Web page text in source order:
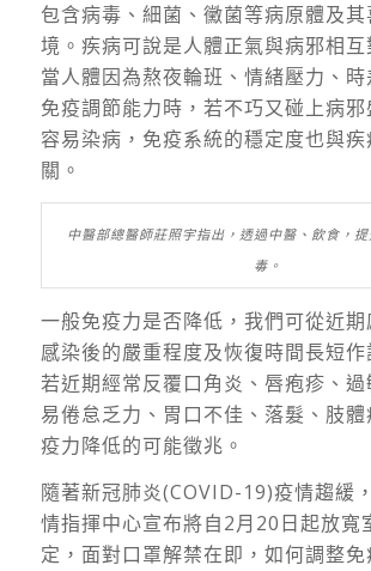
包含病毒、細菌、黴菌等病原體及
境。疾病可說是人體正氣與病邪相互
當人體因為熬夜輪班、情緒壓力、
免疫調節能力時，若不巧又碰上病
容易染病，免疫系統的穩定度也與
關。
中醫部總醫師莊照宇指出，透過中醫、飲食，
毒。
一般免疫力是否降低，我們可從近期
感染後的嚴重程度及恢復時間長短作
若近期經常反覆口角炎、唇疱疹、過
易倦怠乏力、胃口不佳、落髮、肢
疫力降低的可能徵兆。
隨著新冠肺炎(COVID-19)疫情趨緩
情指揮中心宣布將自2月20日起放寬
定，面對口罩解禁在即 ， 如何調整